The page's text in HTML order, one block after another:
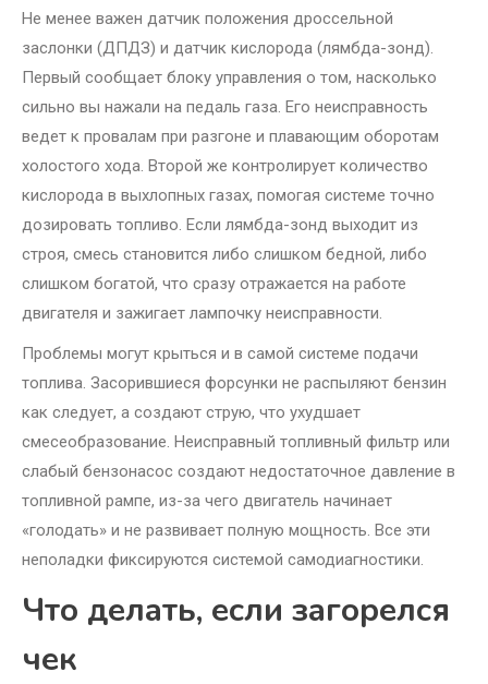
Не менее важен датчик положения дроссельной
заслонки (ДПДЗ) и датчик кислорода (лямбда-зонд).
Первый сообщает блоку управления о том, насколько
сильно вы нажали на педаль газа. Его неисправность
ведет к провалам при разгоне и плавающим оборотам
холостого хода. Второй же контролирует количество
кислорода в выхлопных газах, помогая системе точно
дозировать топливо. Если лямбда-зонд выходит из
строя, смесь становится либо слишком бедной, либо
слишком богатой, что сразу отражается на работе
двигателя и зажигает лампочку неисправности.
Проблемы могут крыться и в самой системе подачи
топлива. Засорившиеся форсунки не распыляют бензин
как следует, а создают струю, что ухудшает
смесеобразование. Неисправный топливный фильтр или
слабый бензонасос создают недостаточное давление в
топливной рампе, из-за чего двигатель начинает
«голодать» и не развивает полную мощность. Все эти
неполадки фиксируются системой самодиагностики.
Что делать, если загорелся
чек